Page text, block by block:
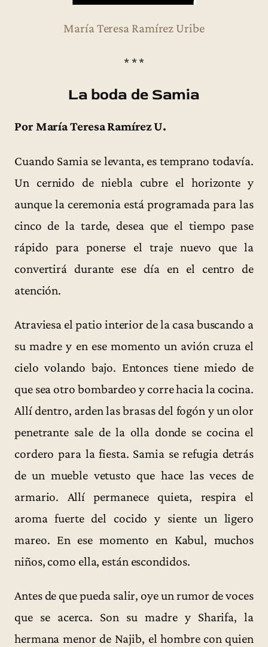
María Teresa Ramírez Uribe
* * *
La boda de Samia
Por María Teresa Ramírez U.
Cuando Samia se levanta, es temprano todavía.
Un cernido de niebla cubre el horizonte y
aunque la ceremonia está programada para las
cinco de la tarde, desea que el tiempo pase
rápido para ponerse el traje nuevo que la
convertirá durante ese día en el centro de
atención.
Atraviesa el patio interior de la casa buscando a
su madre y en ese momento un avión cruza el
cielo volando bajo. Entonces tiene miedo de
que sea otro bombardeo y corre hacia la cocina.
Allí dentro, arden las brasas del fogón y un olor
penetrante sale de la olla donde se cocina el
cordero para la fiesta. Samia se refugia detrás
de un mueble vetusto que hace las veces de
armario. Allí permanece quieta, respira el
aroma fuerte del cocido y siente un ligero
mareo. En ese momento en Kabul, muchos
niños, como ella, están escondidos.
Antes de que pueda salir, oye un rumor de voces
que se acerca. Son su madre y Sharifa, la
hermana menor de Najib, el hombre con quien